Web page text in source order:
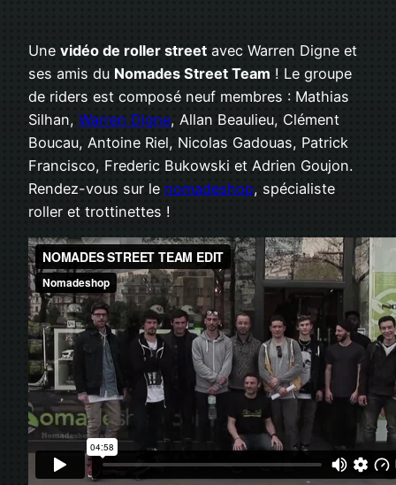
Une vidéo de roller street avec Warren Digne et
ses amis du Nomades Street Team ! Le groupe
de riders est composé neuf membres : Mathias
Silhan, Warren Digne, Allan Beaulieu, Clément
Boucau, Antoine Riel, Nicolas Gadouas, Patrick
Francisco, Frederic Bukowski et Adrien Goujon.
Rendez-vous sur le nomadeshop, spécialiste
roller et trottinettes !